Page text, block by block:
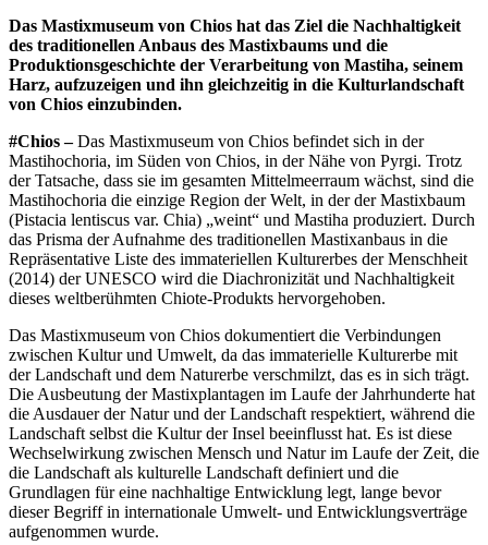
Das Mastixmuseum von Chios hat das Ziel die Nachhaltigkeit
des traditionellen Anbaus des Mastixbaums und die
Produktionsgeschichte der Verarbeitung von Mastiha, seinem
Harz, aufzuzeigen und ihn gleichzeitig in die Kulturlandschaft
von Chios einzubinden.
#Chios –Das Mastixmuseum von Chios befindet sich in der
Mastihochoria, im Süden von Chios, in der Nähe von Pyrgi. Trotz
der Tatsache, dass sie im gesamten Mittelmeerraum wächst, sind die
Mastihochoria die einzige Region der Welt, in der der Mastixbaum
(Pistacia lentiscus var. Chia) „weint“ und Mastiha produziert. Durch
das Prisma der Aufnahme des traditionellen Mastixanbaus in die
Repräsentative Liste des immateriellen Kulturerbes der Menschheit
(2014) der UNESCO wird die Diachronizität und Nachhaltigkeit
dieses weltberühmten Chiote-Produkts hervorgehoben.
Das Mastixmuseum von Chios dokumentiert die Verbindungen
zwischen Kultur und Umwelt, da das immaterielle Kulturerbe mit
der Landschaft und dem Naturerbe verschmilzt, das es in sich trägt.
Die Ausbeutung der Mastixplantagen im Laufe der Jahrhunderte hat
die Ausdauer der Natur und der Landschaft respektiert, während die
Landschaft selbst die Kultur der Insel beeinflusst hat. Es ist diese
Wechselwirkung zwischen Mensch und Natur im Laufe der Zeit, die
die Landschaft als kulturelle Landschaft definiert und die
Grundlagen für eine nachhaltige Entwicklung legt, lange bevor
dieser Begriff in internationale Umwelt- und Entwicklungsverträge
aufgenommen wurde.